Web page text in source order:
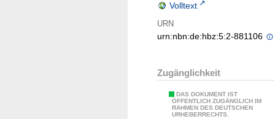
Volltext
URN
urn:nbn:de:hbz:5:2-881106
Zugänglichkeit
DAS DOKUMENT IST
ÖFFENTLICH ZUGÄNGLICH IM
RAHMEN DES DEUTSCHEN
URHEBERRECHTS.